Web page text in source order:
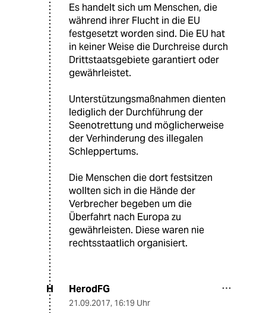
Es handelt sich um Menschen, die
während ihrer Flucht in die EU
festgesetzt worden sind. Die EU hat
in keiner Weise die Durchreise durch
Drittstaatsgebiete garantiert oder
gewährleistet.
Unterstützungsmaßnahmen dienten
lediglich der Durchführung der
Seenotrettung und möglicherweise
der Verhinderung des illegalen
Schleppertums.
Die Menschen die dort festsitzen
wollten sich in die Hände der
Verbrecher begeben um die
Überfahrt nach Europa zu
gewährleisten. Diese waren nie
rechtsstaatlich organisiert.
H HerodFG
21.09.2017, 16:19 Uhr